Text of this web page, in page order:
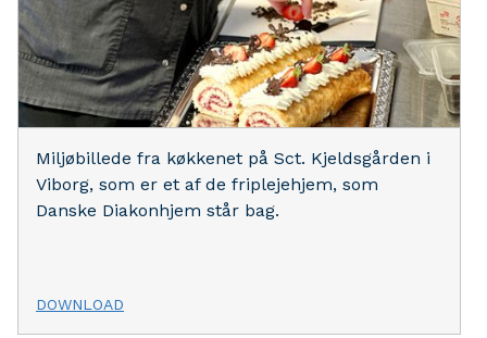
Miljøbillede fra køkkenet på Sct. Kjeldsgården i
Viborg, som er et af de friplejehjem, som
Danske Diakonhjem står bag.
DOWNLOAD